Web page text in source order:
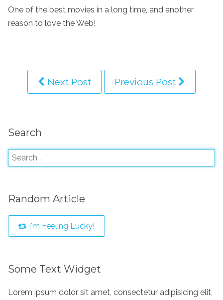
One of the best movies in a long time, and another
reason to love the Web!
Next Post Previous Post
Search
Random Article
I'm Feeling Lucky!
Some Text Widget
Lorem ipsum dolor sit amet, consectetur adipisicing elit,